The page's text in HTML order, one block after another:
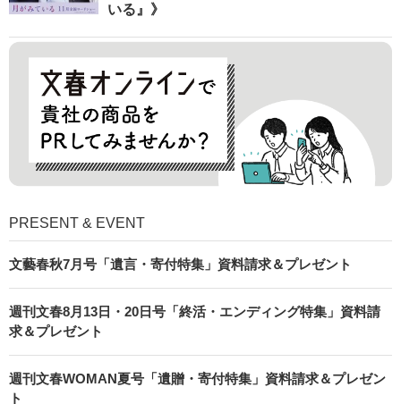
いる』》
PRESENT & EVENT
文藝春秋7月号「遺言・寄付特集」資料請求＆プレゼント
週刊文春8月13日・20日号「終活・エンディング特集」資料請
求＆プレゼント
週刊文春WOMAN夏号「遺贈・寄付特集」資料請求＆プレゼン
ト